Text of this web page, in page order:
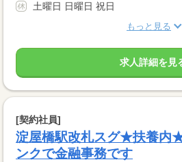
土曜日 日曜日 祝日
もっと見る
求人詳細を見
[契約社員]
淀屋橋駅改札スグ★扶養内
ンクで金融事務です